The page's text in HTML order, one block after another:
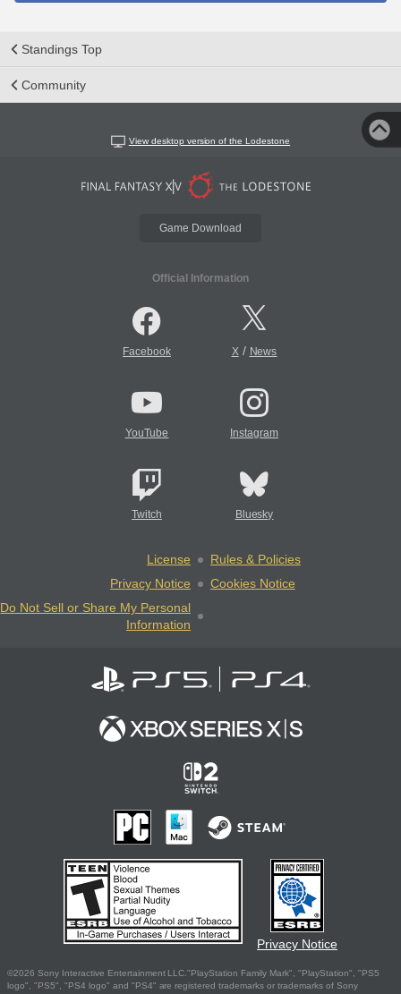
Standings Top
Community
View desktop version of the Lodestone
Game Download
Official Information
Facebook X/ News
YouTube Instagram
Twitch Bluesky
License
Rules & Policies
Privacy Notice
Cookies Notice
Do Not Sell or Share My Personal
Information
Privacy Notice
©2026 Sony Interactive Entertainment LLC."PlayStation Family Mark", "PlayStation", "PS5
logo", "PS5", "PS4 logo" and "PS4" are registered trademarks or trademarks of Sony